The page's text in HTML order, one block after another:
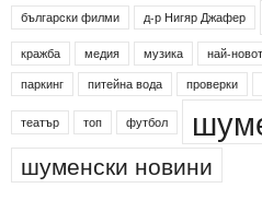
български филми
д-р Нигяр Джафер
кражба медия музика най-
паркинг питейна вода проверки
театър топ футбол
шуменски новини